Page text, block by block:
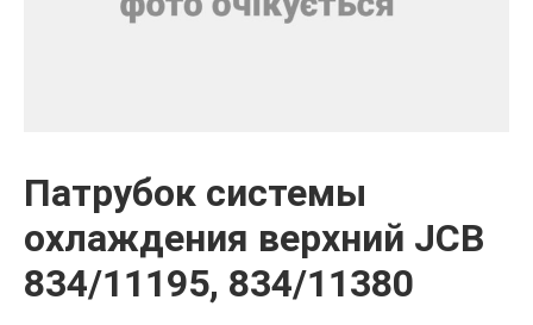
Патрубок системы
охлаждения верхний JCB
834/11195, 834/11380